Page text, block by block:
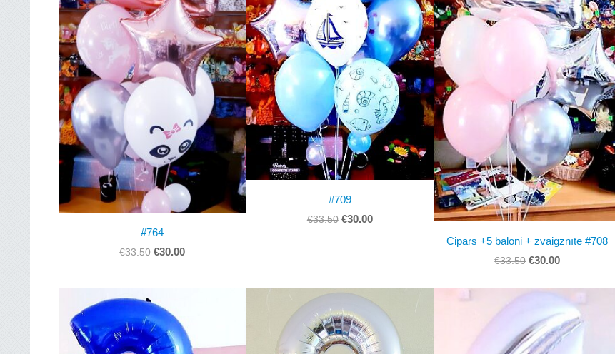
#764
€33.50 €30.00
#709
€33.50 €30.00
Cipars +5 baloni + zvaigznīte #708
€33.50 €30.00